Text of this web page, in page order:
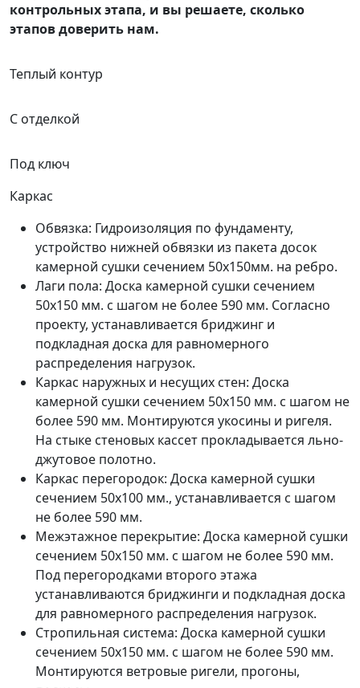
контрольных этапа, и вы решаете, сколько
этапов доверить нам.
Теплый контур
С отделкой
Под ключ
Каркас
Обвязка: Гидроизоляция по фундаменту,
устройство нижней обвязки из пакета досок
камерной сушки сечением 50х150мм. на ребро.
Лаги пола: Доска камерной сушки сечением
50х150 мм. с шагом не более 590 мм. Согласно
проекту, устанавливается бриджинг и
подкладная доска для равномерного
распределения нагрузок.
Каркас наружных и несущих стен: Доска
камерной сушки сечением 50х150 мм. с шагом не
более 590 мм. Монтируются укосины и ригеля.
На стыке стеновых кассет прокладывается льно-
джутовое полотно.
Каркас перегородок: Доска камерной сушки
сечением 50х100 мм., устанавливается с шагом
не более 590 мм.
Межэтажное перекрытие: Доска камерной сушки
сечением 50х150 мм. с шагом не более 590 мм.
Под перегородками второго этажа
устанавливаются бриджинги и подкладная доска
для равномерного распределения нагрузок.
Стропильная система: Доска камерной сушки
сечением 50х150 мм. с шагом не более 590 мм.
Монтируются ветровые ригели, прогоны,